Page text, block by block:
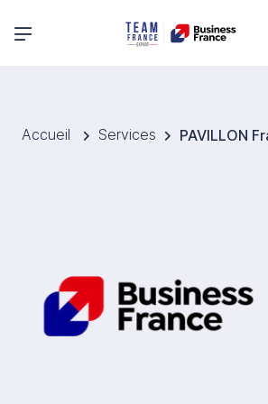
Menu principal
Accueil Services